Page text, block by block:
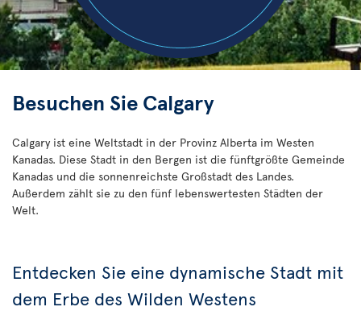
Besuchen Sie Calgary
Calgary ist eine Weltstadt in der Provinz Alberta im Westen
Kanadas. Diese Stadt in den Bergen ist die fünftgrößte Gemeinde
Kanadas und die sonnenreichste Großstadt des Landes.
Außerdem zählt sie zu den fünf lebenswertesten Städten der
Welt.
Entdecken Sie eine dynamische Stadt mit
dem Erbe des Wilden Westens